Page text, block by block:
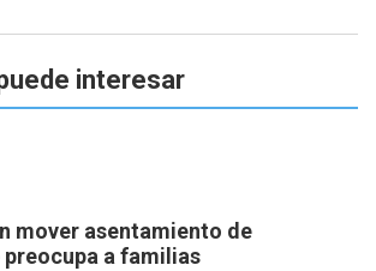
interesar
mover asentamiento de
a familias